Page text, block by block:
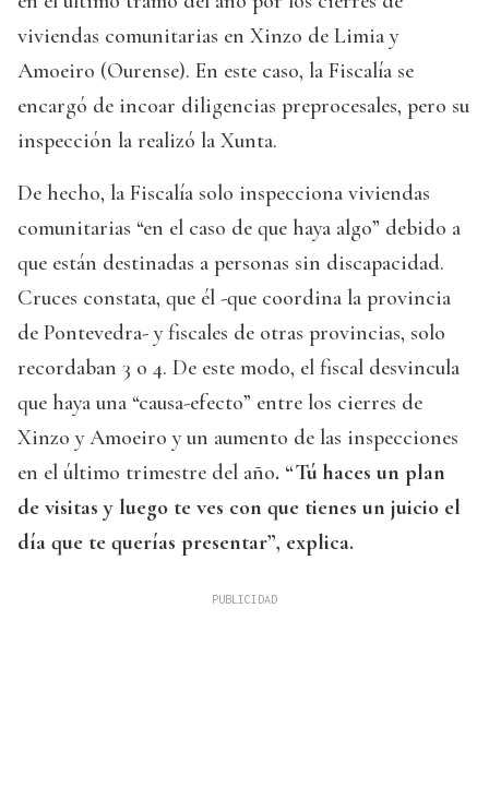
viviendas comunitarias en Xinzo de Limia y
Amoeiro (Ourense). En este caso, la Fiscalía se
encargó de incoar diligencias preprocesales, pero su
inspección la realizó la Xunta.
De hecho, la Fiscalía solo inspecciona viviendas
comunitarias “en el caso de que haya algo” debido a
que están destinadas a personas sin discapacidad.
Cruces constata, que él -que coordina la provincia
de Pontevedra- y fiscales de otras provincias, solo
recordaban 3 o 4. De este modo, el fiscal desvincula
que haya una “causa-efecto” entre los cierres de
Xinzo y Amoeiro y un aumento de las inspecciones
en el último trimestre del año. “Tú haces un plan
de visitas y luego te ves con que tienes un juicio el
día que te querías presentar”, explica.